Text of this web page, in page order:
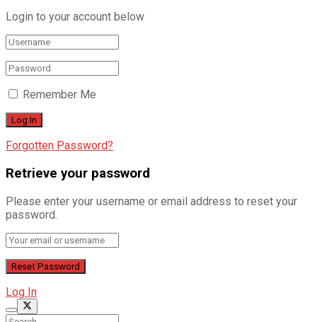
Login to your account below
Remember Me
Forgotten Password?
Retrieve your password
Please enter your username or email address to reset your
password.
Log In